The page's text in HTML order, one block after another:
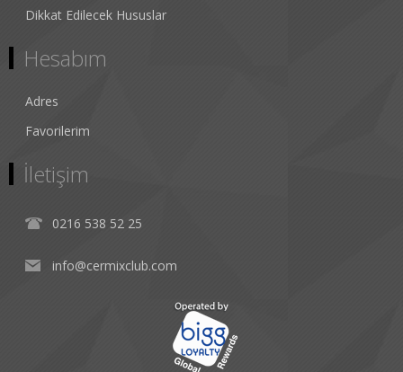
Dikkat Edilecek Hususlar
Hesabım
Adres
Favorilerim
İletişim
0216 538 52 25
info@cermixclub.com